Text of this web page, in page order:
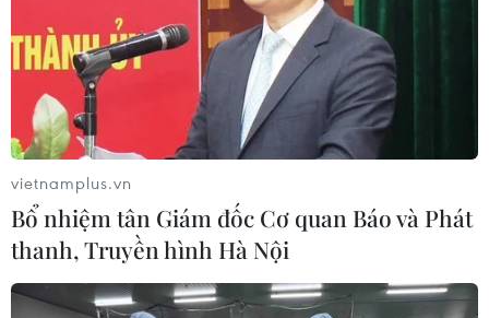
vietnamplus.vn
Bổ nhiệm tân Giám đốc Cơ quan Báo và Phát
thanh, Truyền hình Hà Nội